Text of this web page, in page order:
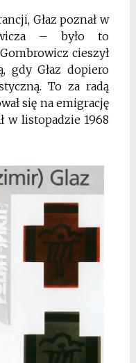
Głaz poznał w
– było to
cieszył
gdy Głaz dopiero
To za radą
się na emigrację
w listopadzie 1968